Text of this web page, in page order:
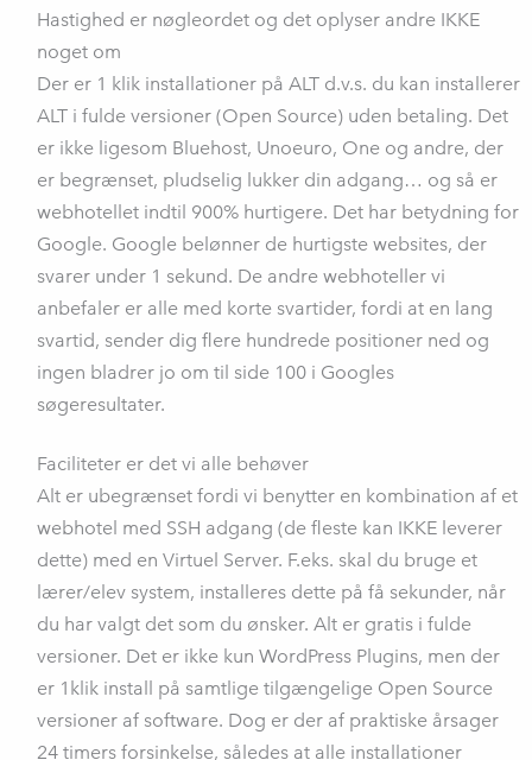
Hastighed er nøgleordet og det oplyser andre IKKE
noget om
Der er 1 klik installationer på ALT d.v.s. du kan installerer
ALT i fulde versioner (Open Source) uden betaling. Det
er ikke ligesom Bluehost, Unoeuro, One og andre, der
er begrænset, pludselig lukker din adgang… og så er
webhotellet indtil 900% hurtigere. Det har betydning for
Google. Google belønner de hurtigste websites, der
svarer under 1 sekund. De andre webhoteller vi
anbefaler er alle med korte svartider, fordi at en lang
svartid, sender dig flere hundrede positioner ned og
ingen bladrer jo om til side 100 i Googles
søgeresultater.
Faciliteter er det vi alle behøver
Alt er ubegrænset fordi vi benytter en kombination af et
webhotel med SSH adgang (de fleste kan IKKE leverer
dette) med en Virtuel Server. F.eks. skal du bruge et
lærer/elev system, installeres dette på få sekunder, når
du har valgt det som du ønsker. Alt er gratis i fulde
versioner. Det er ikke kun WordPress Plugins, men der
er 1klik install på samtlige tilgængelige Open Source
versioner af software. Dog er der af praktiske årsager
24 timers forsinkelse, således at alle installationer